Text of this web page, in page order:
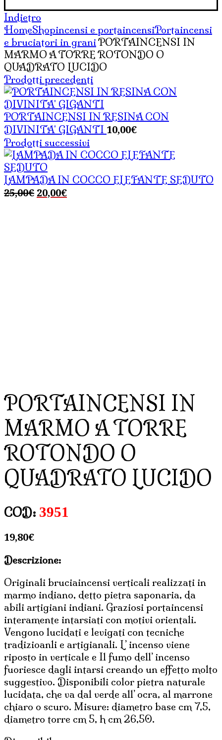
Indietro
HomeShopincensi e portaincensiPortaincensi
e bruciatori in grani PORTAINCENSI IN
MARMO A TORRE ROTONDO O
QUADRATO LUCIDO
Prodotti precedenti
PORTAINCENSI IN RESINA CON
DIVINITA' GIGANTI 10,00€
Prodotti successivi
LAMPADA IN COCCO ELEFANTE SEDUTO
25,00€ Il
20,00€Il
PORTAINCENSI IN
MARMO A TORRE
ROTONDO O
QUADRATO LUCIDO
COD: 3951
19,80€
Descrizione:
Originali bruciaincensi verticali realizzati in
marmo indiano, detto pietra saponaria, da
abili artigiani indiani. Graziosi portaincensi
interamente intarsiati con motivi orientali.
Vengono lucidati e levigati con tecniche
tradizioanli e artigianali. L’ incenso viene
riposto in verticale e Il fumo dell’ incenso
fuoriesce dagli intarsi creando un effetto molto
suggestivo. Disponibili color pietra naturale
lucidata, che va dal verde all’ ocra, al marrone
chiaro o scuro. Misure: diametro base cm 7,5,
diametro torre cm 5, h cm 26,50.